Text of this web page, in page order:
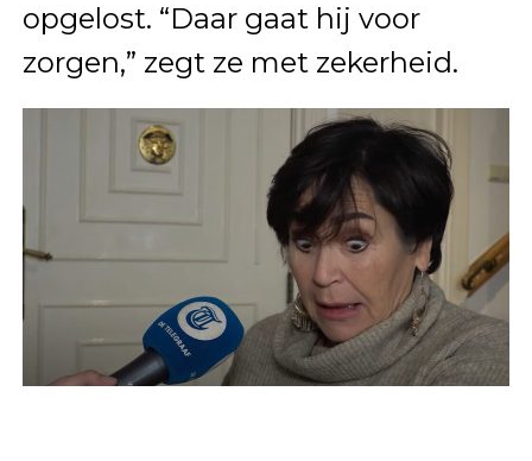
opgelost. “Daar gaat hij voor
zorgen,” zegt ze met zekerheid.